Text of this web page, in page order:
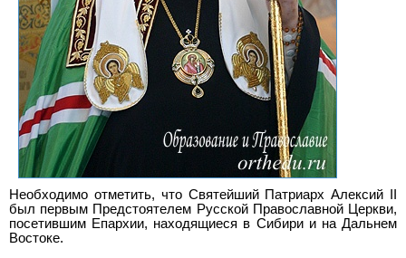
Необходимо отметить, что Святейший Патриарх Алексий II
был первым Предстоятелем Русской Православной Церкви,
посетившим Епархии, находящиеся в Сибири и на Дальнем
Востоке.